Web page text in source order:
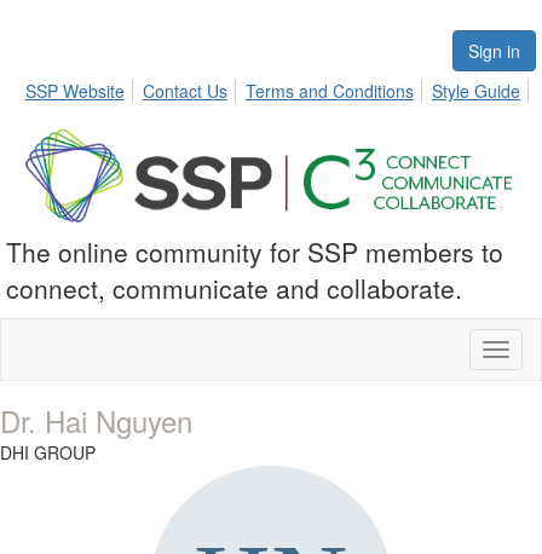
Sign in
SSP Website
Contact Us Terms and Conditions Style Guide
The online community for SSP members to
connect, communicate and collaborate.
Dr. Hai Nguyen
DHI GROUP